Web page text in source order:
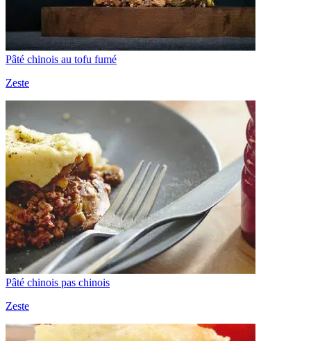
Pâté chinois au tofu fumé
Zeste
Pâté chinois pas chinois
Zeste